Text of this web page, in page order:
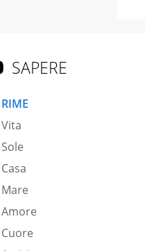
SAPERE
RIME
Vita
Sole
Casa
Mare
Amore
Cuore